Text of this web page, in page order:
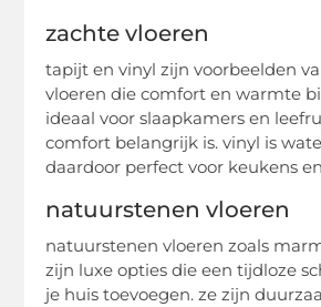
zachte vloeren
tapijt en vinyl zijn voorbeelden
vloeren die comfort en warmte
ideaal voor slaapkamers en
comfort belangrijk is. vinyl is
daardoor perfect voor keukens
natuurstenen vloeren
natuurstenen vloeren zoals
zijn luxe opties die een tijdloze
je huis toevoegen. ze zijn